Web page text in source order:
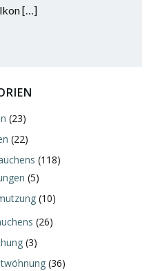
[…]
(23)
(22)
(118)
(5)
(10)
(26)
(3)
(36)